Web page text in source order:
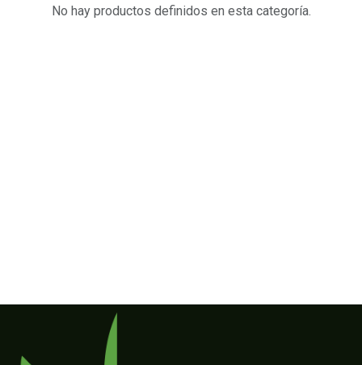
No hay productos definidos en esta categoría.